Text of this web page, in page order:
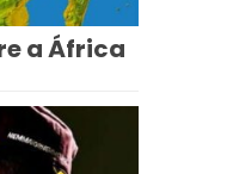
a África